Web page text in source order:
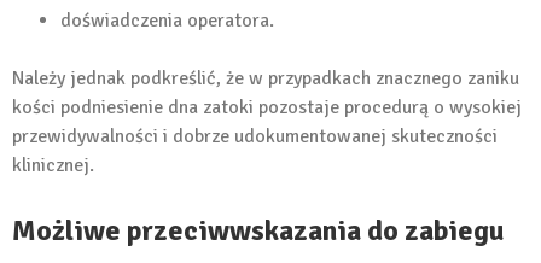
doświadczenia operatora.
Należy jednak podkreślić, że w przypadkach znacznego zaniku
kości podniesienie dna zatoki pozostaje procedurą o wysokiej
przewidywalności i dobrze udokumentowanej skuteczności
klinicznej.
Możliwe przeciwwskazania do zabiegu